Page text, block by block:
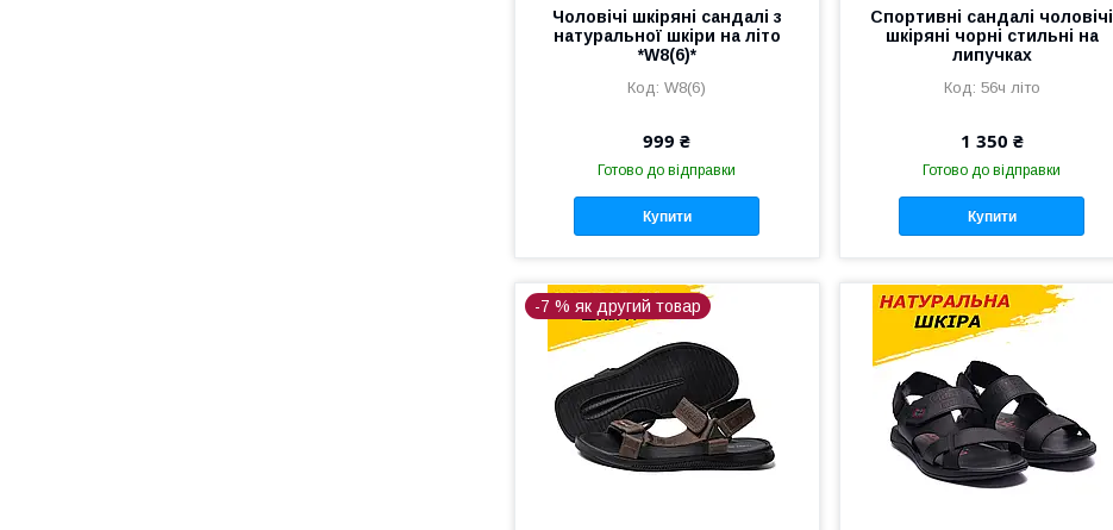
Чоловічі шкіряні сандалі з
натуральної шкіри на літо
*W8(6)*
W8(6)
999 ₴
Готово до відправки
Купити
Спортивні сандалі чоловічі
шкіряні чорні стильні на
липучках
56ч літо
1 350 ₴
Готово до відправки
Купити
-7 % як другий товар